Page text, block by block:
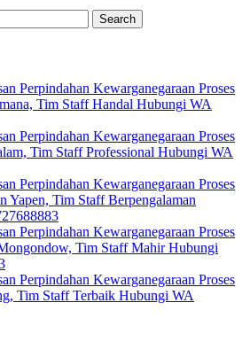
Perpindahan Kewarganegaraan Proses
Tim Staff Handal Hubungi WA
Perpindahan Kewarganegaraan Proses
Tim Staff Professional Hubungi WA
Perpindahan Kewarganegaraan Proses
Yapen, Tim Staff Berpengalaman
Perpindahan Kewarganegaraan Proses
Tim Staff Mahir Hubungi
Perpindahan Kewarganegaraan Proses
Tim Staff Terbaik Hubungi WA